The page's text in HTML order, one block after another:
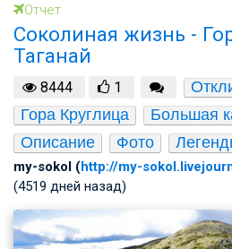
Отчет
Соколиная жизнь -
Таганай
8444 1
Гора Круглица
Большая
Описание
Фото
my-sokol (http://my-
(4519 дней назад)